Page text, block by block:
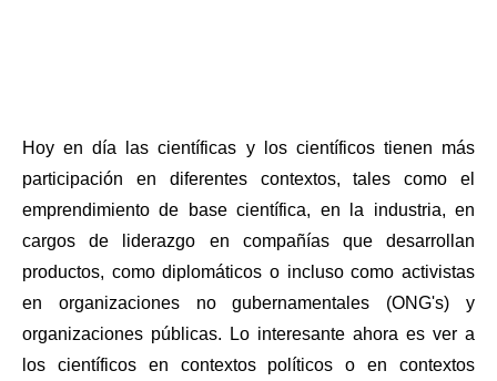
Hoy en día las científicas y los científicos tienen más
participación en diferentes contextos, tales como el
emprendimiento de base científica, en la industria, en
cargos de liderazgo en compañías que desarrollan
productos, como diplomáticos o incluso como activistas
en organizaciones no gubernamentales (ONG's) y
organizaciones públicas. Lo interesante ahora es ver a
los científicos en contextos políticos o en contextos